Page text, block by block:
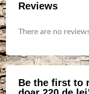
Reviews
There are no
Be the first to